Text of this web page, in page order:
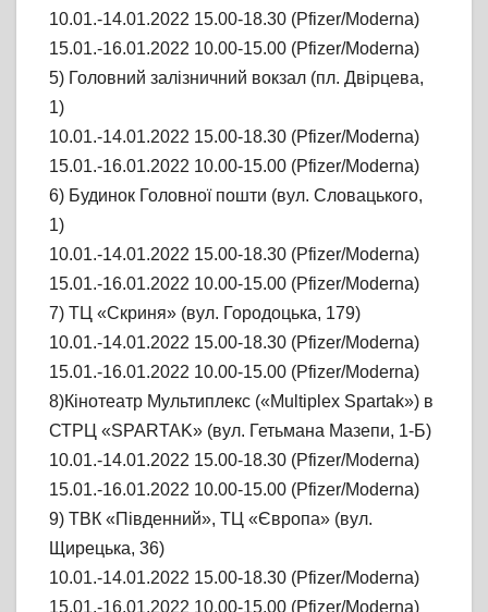
10.01.-14.01.2022 15.00-18.30 (Pfizer/Moderna)
15.01.-16.01.2022 10.00-15.00 (Pfizer/Moderna)
5) Головний залізничний вокзал (пл. Двірцева,
1)
10.01.-14.01.2022 15.00-18.30 (Pfizer/Moderna)
15.01.-16.01.2022 10.00-15.00 (Pfizer/Moderna)
6) Будинок Головної пошти (вул. Словацького,
1)
10.01.-14.01.2022 15.00-18.30 (Pfizer/Moderna)
15.01.-16.01.2022 10.00-15.00 (Pfizer/Moderna)
7) ТЦ «Скриня» (вул. Городоцька, 179)
10.01.-14.01.2022 15.00-18.30 (Pfizer/Moderna)
15.01.-16.01.2022 10.00-15.00 (Pfizer/Moderna)
8)Кінотеатр Мультиплекс («Multiplex Spartak») в
СТРЦ «SPARTAK» (вул. Гетьмана Мазепи, 1-Б)
10.01.-14.01.2022 15.00-18.30 (Pfizer/Moderna)
15.01.-16.01.2022 10.00-15.00 (Pfizer/Moderna)
9) ТВК «Південний», ТЦ «Європа» (вул.
Щирецька, 36)
10.01.-14.01.2022 15.00-18.30 (Pfizer/Moderna)
15.01.-16.01.2022 10.00-15.00 (Pfizer/Moderna)